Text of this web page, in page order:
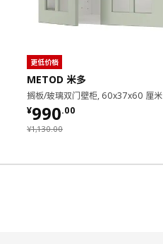
更低价格
METOD 米多
搁板/玻璃双门壁柜, 60x37x60 厘米
¥1,130.00
¥ 1130.00
¥990.00
¥ 990.00